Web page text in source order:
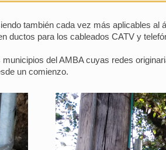
también cada vez más aplicables al
ductos para los cableados CATV y
del AMBA cuyas redes
un comienzo.